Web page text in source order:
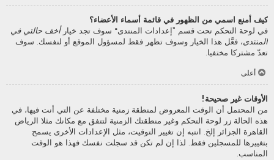
كيف أمنع اسمي من الظهور في قائمة أسماء الأعضاء؟
في لوحة التحكم تحت قسم ”إعدادات المنتدى“ سوف تجد خيارأخف حالتي في
المنتدى، فعَّل هذا الخيار وسوف تظهر فقط لمسؤول الموقع أو لنفسك. سوف
تعدّ مشتركا مختفيا.
أعلى
الأوقات غير صحيحة!
من المحتمل أن الوقت المعروض لمنطقة زمنية مختلفة عن التي أنت فيها، في
هذه الحالة زر لوحة التحكم وغير منطقتك الزمنية لتتفق مع مكانك مثلا الرياض
القاهرة الجزائر إلخ. انتبه إن تغيير التوقيت، مثل الإعدادات الأخرى يسمح
بتغييرها للمسجلين فقط. لذا إن لم تكن قد سجلت نفسك فهذا هو الوقت
المناسب.